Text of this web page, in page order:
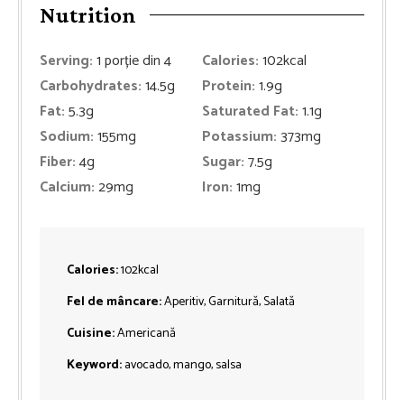
Nutrition
Serving:1porție din 4 Calories:102kcal
Carbohydrates:14.5g Protein:1.9g
Fat:5.3g Saturated Fat:1.1g
Sodium:155mg Potassium:373mg
Fiber:4g Sugar:7.5g
Calcium:29mg Iron:1mg
Calories:102kcal
Fel de mâncare:Aperitiv, Garnitură, Salată
Cuisine:Americană
Keyword:avocado, mango, salsa